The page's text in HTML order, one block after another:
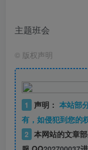
主题班会
© 版权声明
1 声明： 本站部
有，如侵犯到您的
2 本网站的文章